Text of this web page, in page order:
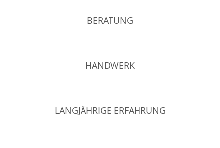
BERATUNG
HANDWERK
LANGJÄHRIGE ERFAHRUNG